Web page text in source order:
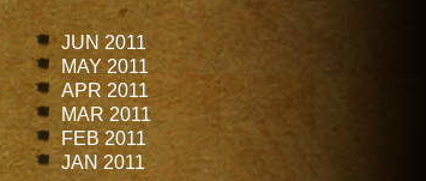
JUN 2011
MAY 2011
APR 2011
MAR 2011
FEB 2011
JAN 2011